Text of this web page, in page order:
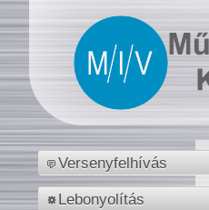
Versenyfelhívás
Lebonyolítás